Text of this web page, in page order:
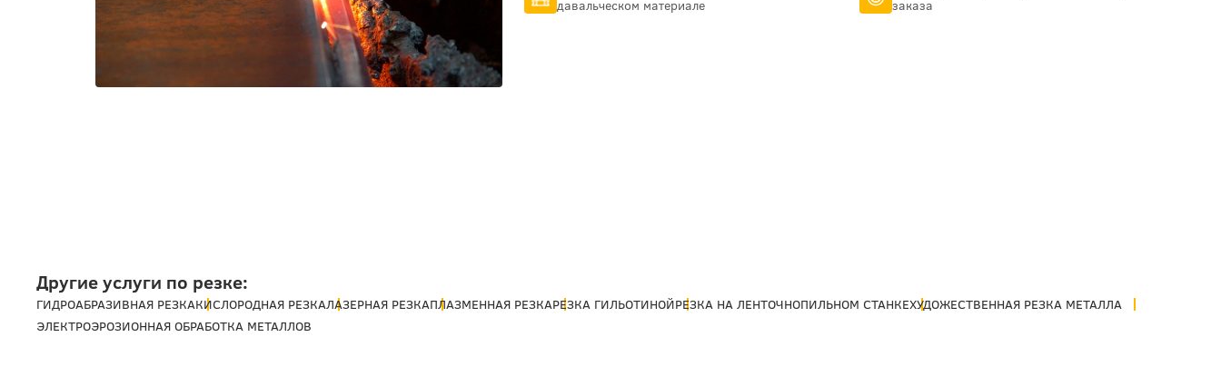
давальческом материале
заказа
Другие услуги по резке:
ГИДРОАБРАЗИВНАЯ РЕЗКАКИСЛОРОДНАЯ РЕЗКАЛАЗЕРНАЯ РЕЗКАПЛАЗМЕННАЯ РЕЗКАРЕЗКА ГИЛЬОТИНОЙРЕЗКА НА ЛЕНТОЧНОПИЛЬНОМ СТАНКЕХУДОЖЕСТВЕННАЯ РЕЗКА МЕТАЛЛА
ЭЛЕКТРОЭРОЗИОННАЯ ОБРАБОТКА МЕТАЛЛОВ